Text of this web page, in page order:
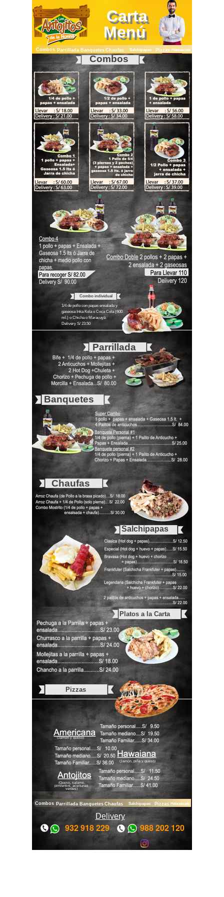
Carta
Menú
Platos a la carta
Combos Parrillada Chaufas Pizzas
Banquetes Salchipapas
Combos
Combo individual
1/4 de pollo con papas ensalada y
gaseosa Inka Kola o Coca Cola (600
ml.) o Chicha o Maracuyá
Delivery S/ 23.50
Parrillada
Banquetes
Chaufas
Salchipapas
Platos a la Carta
Pizzas
(Jamón y queso)
(Jamón, piña y queso)
(Queso, salame,
pimientos, aceitunas
verdes)
Platos a la carta
Combos Parrillada Chaufas Pizzas
Banquetes Salchipapas
Delivery
932 918 229 988 202 120